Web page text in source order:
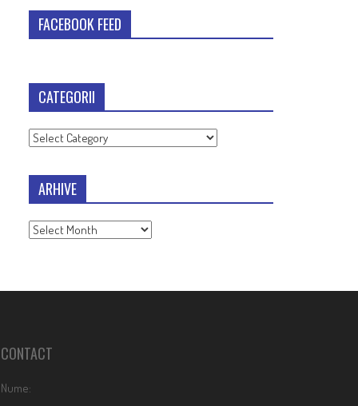
FACEBOOK FEED
CATEGORII
Categorii
ARHIVE
Arhive
CONTACT
Nume: